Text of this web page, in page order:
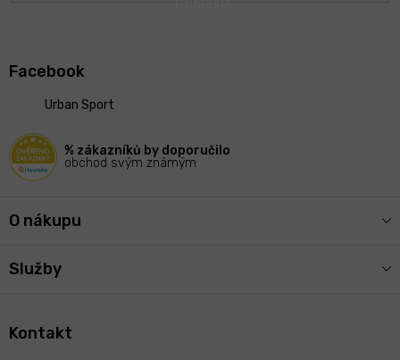
Facebook
Urban Sport
% zákazníků by doporučilo
obchod svým známým
O nákupu
Služby
Kontakt